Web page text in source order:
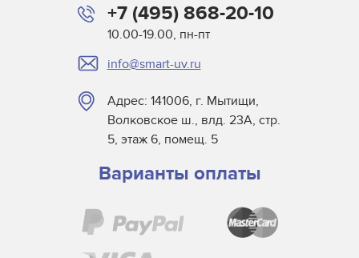
Didde
DigiPrint для сушек
Dorn SPE
Dry Tac
Efsen
Frank Matthew
+7 (495) 868-20-10
10.00-19.00, пн-пт
info@smart-uv.ru
Адрес: 141006, г. Мытищи,
Волковское ш., влд. 23А, стр.
5, этаж 6, помещ. 5
Варианты оплаты